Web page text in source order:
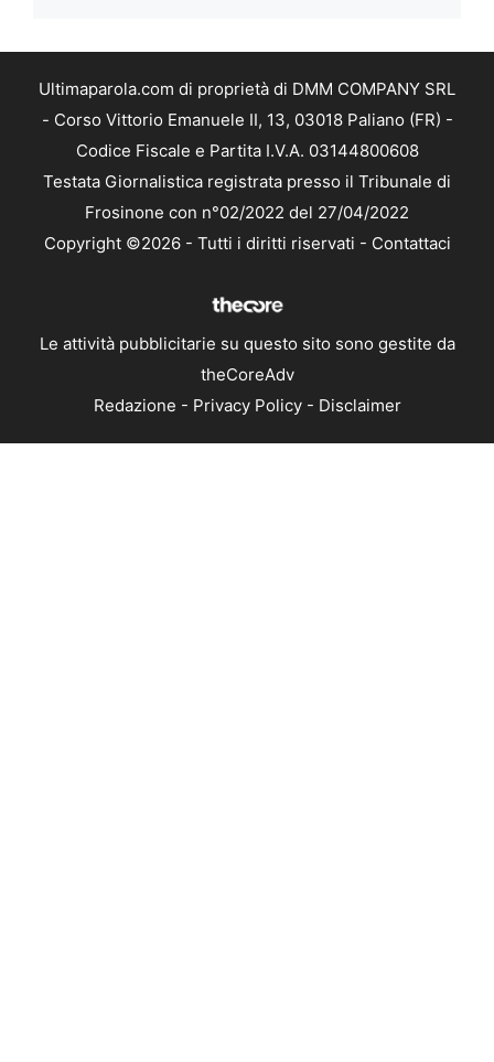
Ultimaparola.com di proprietà di DMM COMPANY SRL
- Corso Vittorio Emanuele II, 13, 03018 Paliano (FR) -
Codice Fiscale e Partita I.V.A. 03144800608
Testata Giornalistica registrata presso il Tribunale di
Frosinone con n°02/2022 del 27/04/2022
Copyright ©2026 - Tutti i diritti riservati - Contattaci
Le attività pubblicitarie su questo sito sono gestite da
theCoreAdv
Redazione - Privacy Policy- Disclaimer